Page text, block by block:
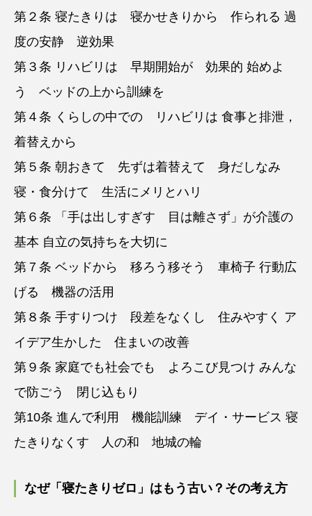
第２条 寝たきりは 寝かせきりから 作られる 過
度の安静 逆効果
第３条 リハビリは 早期開始が 効果的 始めよ
う ベッドの上から訓練を
第４条 くらしの中での リハビリは 食事と排泄，
着替えから
第５条 朝おきて 先ずは着替えて 身だしなみ
寝・食分けて 生活にメリとハリ
第６条 「手は出しすぎす 目は離さず」が介護の
基本 自立の気持ちを大切に
第７条 ベッドから 移ろう移そう 車椅子 行動広
げる 機器の活用
第８条 手すりつけ 段差をなくし 住みやすく ア
イデア生かした 住まいの改善
第９条 家庭でも社会でも よろこび見つけ みんな
で防ごう 閉じ込もり
第10条 進んで利用 機能訓練 デイ・サービス 寝
たきりなくす 人の和 地城の輪
なぜ「寝たきりゼロ」はもう古い？その考え方